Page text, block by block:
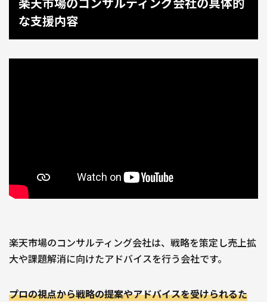
な支援内容
楽天市場のコンサルティング会社は、戦略を策定し売上拡
大や課題解消に向けたアドバイスを行う会社です。
プロの視点から戦略の提案やアドバイスを受けられるた